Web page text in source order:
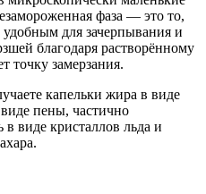
фаза — это то,
для зачерпывания и
благодаря растворённому
точку замерзания.
капельки жира в виде
пены, частично
в виде кристаллов льда и